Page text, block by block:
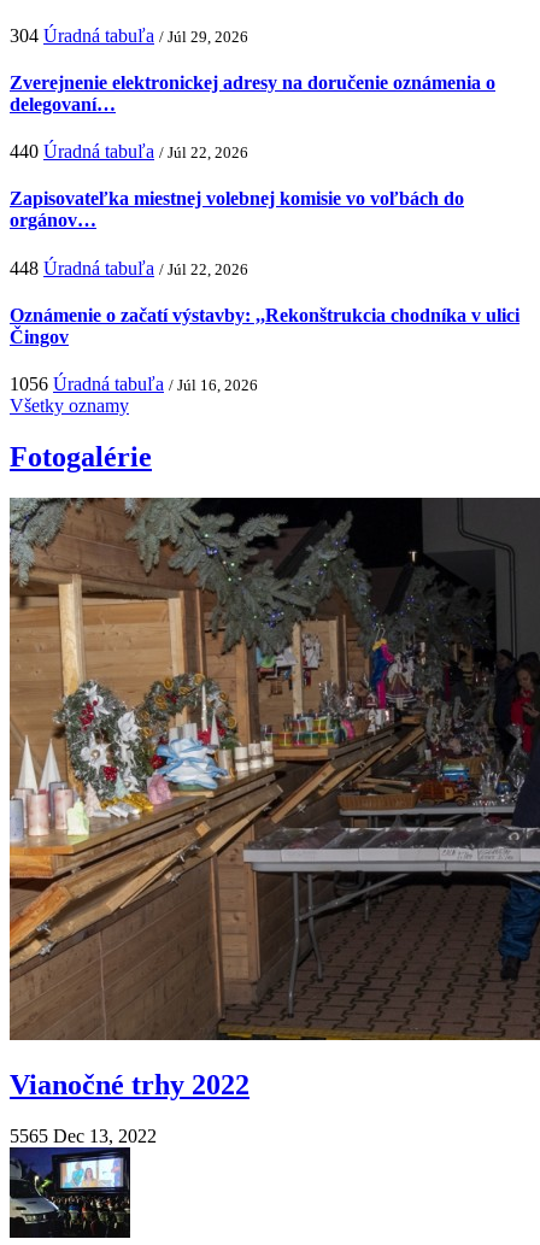
304 Úradná tabuľa / Júl 29, 2026
Zverejnenie elektronickej adresy na doručenie oznámenia o
delegovaní…
440 Úradná tabuľa / Júl 22, 2026
Zapisovateľka miestnej volebnej komisie vo voľbách do
orgánov…
448 Úradná tabuľa / Júl 22, 2026
Oznámenie o začatí výstavby: ,,Rekonštrukcia chodníka v ulici
Čingov
1056 Úradná tabuľa / Júl 16, 2026
Všetky oznamy
Fotogalérie
Vianočné trhy 2022
5565 Dec 13, 2022